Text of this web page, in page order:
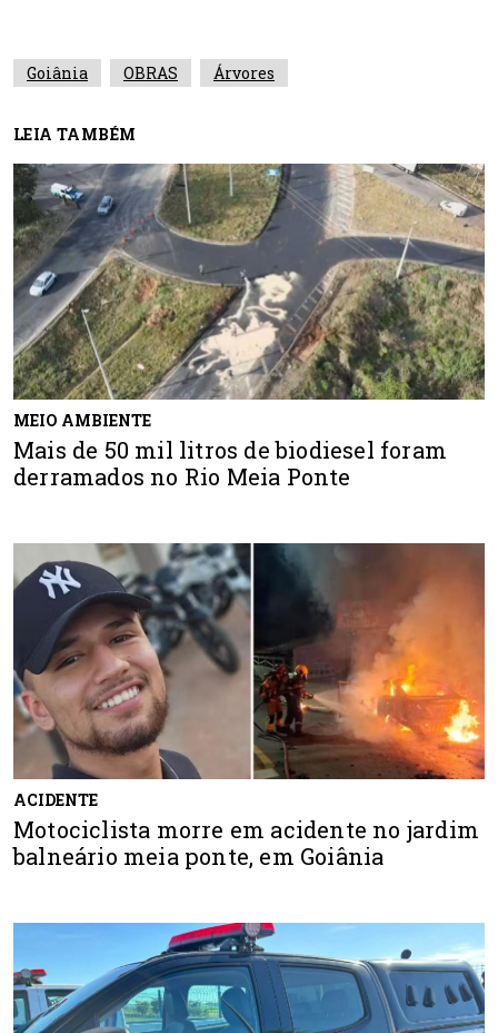
Goiânia OBRAS Árvores
LEIA TAMBÉM
MEIO AMBIENTE
Mais de 50 mil litros de biodiesel foram
derramados no Rio Meia Ponte
ACIDENTE
Motociclista morre em acidente no jardim
balneário meia ponte, em Goiânia